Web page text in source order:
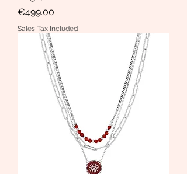
Price
€499.00
Sales Tax Included